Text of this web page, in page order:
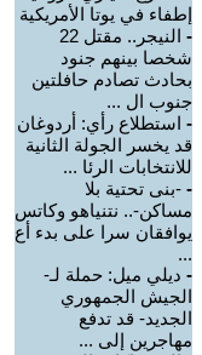
إطفاء في يوتا الأمريكية
-
النيجر.. مقتل 22
شخصا بينهم جنود
بحادث تصادم حافلتين
جنوب ال ...
- استطلاع رأي: أردوغان
قد يخسر الجولة الثانية
للانتخابات الرئا ...
- -بنى تحتية بلا
مساكن-.. نتنياهو وكاتس
يوافقان سرا على بدء أع
...
- ديلي ميل: حملة لـ-
الجيش الجمهوري
الجديد- قد تدفع
مهاجرين إلى ...